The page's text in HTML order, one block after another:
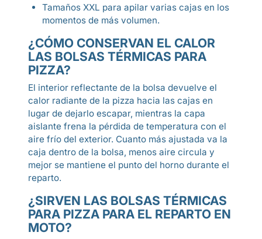
Tamaños XXL para apilar varias cajas en los
momentos de más volumen.
¿CÓMO CONSERVAN EL CALOR
LAS BOLSAS TÉRMICAS PARA
PIZZA?
El interior reflectante de la bolsa devuelve el
calor radiante de la pizza hacia las cajas en
lugar de dejarlo escapar, mientras la capa
aislante frena la pérdida de temperatura con el
aire frío del exterior. Cuanto más ajustada va la
caja dentro de la bolsa, menos aire circula y
mejor se mantiene el punto del horno durante el
reparto.
¿SIRVEN LAS BOLSAS TÉRMICAS
PARA PIZZA PARA EL REPARTO EN
MOTO?